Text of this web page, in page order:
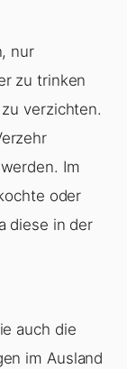
nur
zu trinken
verzichten.
Im
oder
diese in der
auch die
im Ausland